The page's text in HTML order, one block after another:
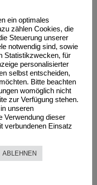
ein optimales
zählen Cookies, die
Steuerung unserer
notwendig sind, sowie
Statistikzwecken, für
personalisierter
selbst entscheiden,
Bitte beachten
womöglich nicht
zur Verfügung stehen.
unseren
Verwendung dieser
verbundenen Einsatz
ABLEHNEN